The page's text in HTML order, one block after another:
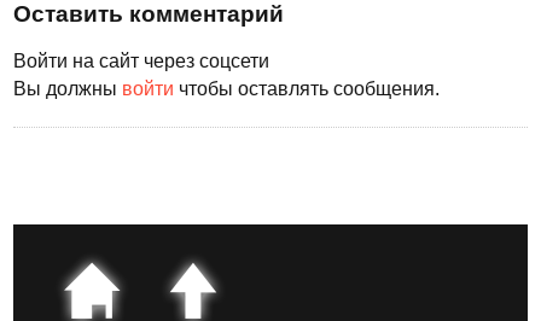
Оставить комментарий
Войти на сайт через соцсети
Вы должны войти чтобы оставлять сообщения.